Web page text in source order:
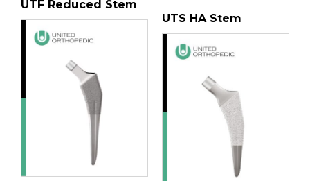
UTF Reduced Stem
UTS HA Stem